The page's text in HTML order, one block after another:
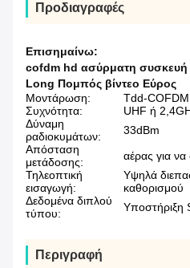
Προδιαγραφές
Επισημαίνω:
cofdm hd ασύρματη
Long Πομπός βίντεο Εύρος
Μοντάρωση:
Tdd-COFDM
Συχνότητα:
UHF ή
Δύναμη
ραδιοκυμάτων:
33dBm
Απόσταση
μετάδοσης:
αέρας για να
Τηλεοπτική
εισαγωγή:
Υψηλά
καθορισμού
Δεδομένα διπλού
τύπου:
Υποστήριξη
Περιγραφή